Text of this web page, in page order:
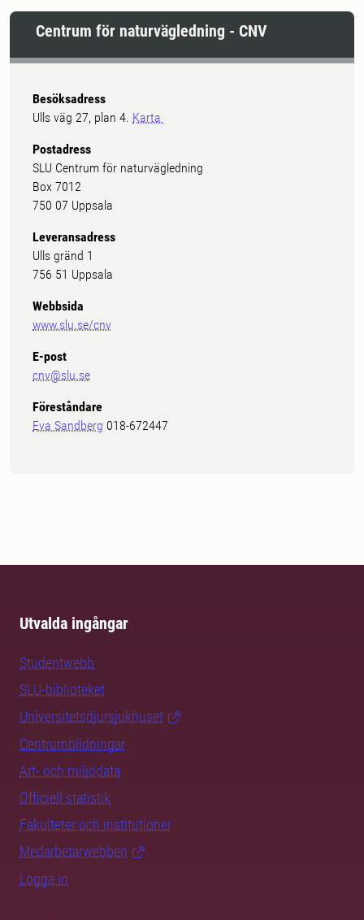
Centrum för naturvägledning - CNV
Besöksadress
Ulls väg 27, plan 4. Karta
Postadress
SLU Centrum för naturvägledning
Box 7012
750 07 Uppsala
Leveransadress
Ulls gränd 1
756 51 Uppsala
Webbsida
www.slu.se/cnv
E-post
cnv@slu.se
Föreståndare
Eva Sandberg 018-672447
Utvalda ingångar
Studentwebb
SLU-biblioteket
Universitetsdjursjukhuset
Centrumbildningar
Art- och miljödata
Officiell statistik
Fakulteter och institutioner
Medarbetarwebben
Logga in